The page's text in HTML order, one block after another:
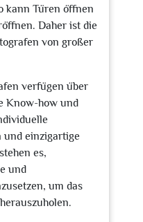
kann Türen öffnen
Daher ist die
von großer
verfügen über
Know-how und
einzigartige
es,
und
um das